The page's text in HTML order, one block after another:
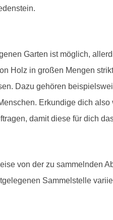
Garten ist möglich,
Holz in großen Mengen
Dazu gehören
Erkundige dich
damit diese für dich
von der zu sammelnden
Sammelstelle